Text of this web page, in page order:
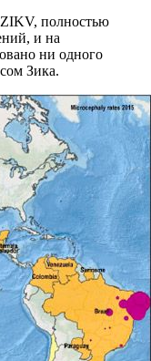
полностью
и на
ни одного
Зика.